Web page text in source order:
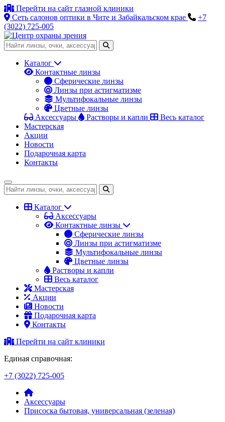
Перейти на сайт глазной клиники
Сеть салонов оптики в Чите и Забайкальском крае
+7
(3022) 725-005
Каталог
Контактные линзы
Сферические линзы
Линзы при астигматизме
Мультифокальные линзы
Цветные линзы
Аксессуары
Растворы и капли
Весь каталог
Мастерская
Акции
Новости
Подарочная карта
Контакты
Каталог
Аксессуары
Контактные линзы
Сферические линзы
Линзы при астигматизме
Мультифокальные линзы
Цветные линзы
Растворы и капли
Весь каталог
Мастерская
Акции
Новости
Подарочная карта
Контакты
Перейти на сайт клиники
Единая справочная:
+7 (3022) 725-005
Аксессуары
Присоска бытовая, универсальная (зеленая)